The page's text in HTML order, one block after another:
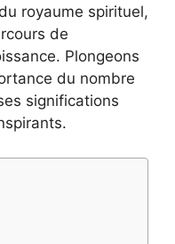
royaume spirituel,
de
Plongeons
du nombre
significations